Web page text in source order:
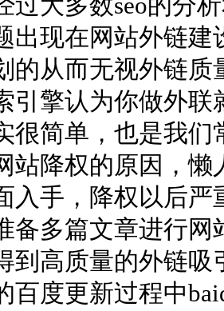
过大多数seo的分
出现在网站外链
的从而无视外链
引擎认为你做外联
很简单，也是我
站降权的原因，懒
入手，降权以后
备多篇文章进行
到高质量的外链
百度更新过程中